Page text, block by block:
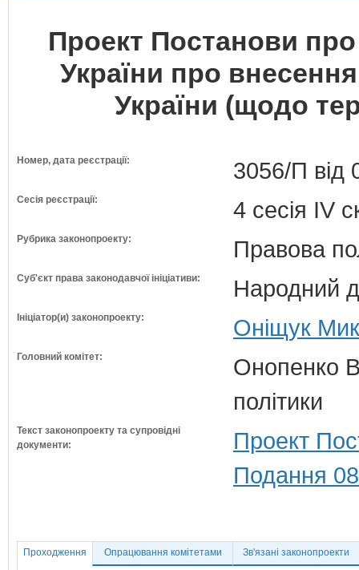
Проект Постанови
України про
України (щодо
Номер, дата реєстрації: 3056/П від
Сесія реєстрації: 4 сесія IV
Рубрика законопроекту: Правова
Суб'єкт права законодавчої ініціативи: Народний
Ініціатор(и) законопроекту: Оніщук
Головний комітет:
Онопенко
політики
Текст законопроекту та супровідні
документи:
Проект
Подання
Проходження Опрацювання комітетами Зв'язані законопроекти